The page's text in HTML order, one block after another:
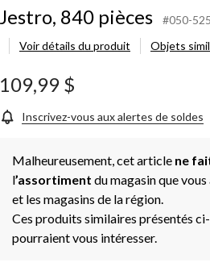
Jestro, 840 pièces
#050-
Voir détails du produit
Objets
109,99 $
Inscrivez-vous aux alertes de soldes
Malheureusement, cet article ne
l’assortiment du magasin que
et les magasins de la région.
Ces produits similaires présentés
pourraient vous intéresser.